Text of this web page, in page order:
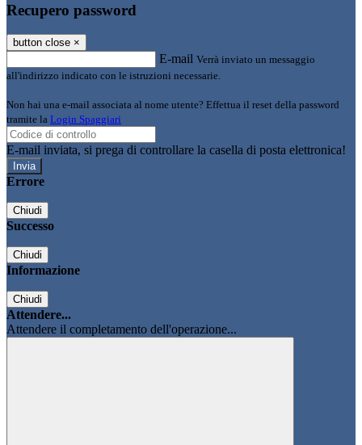
Recupero password
button close ×
E-mail Verrà inviato un messaggio
all'indirizzo indicato con le istruzioni necessarie.
Non hai una e-mail associata al nome utente? Effettua il reset della password
tramite la Login Spaggiari
E-mail inviata, si prega di controllare la casella di posta elettronica!
Errore
Chiudi
Successo
Chiudi
Informazione
Chiudi
Attendere...
Attendere il completamento dell'operazione...